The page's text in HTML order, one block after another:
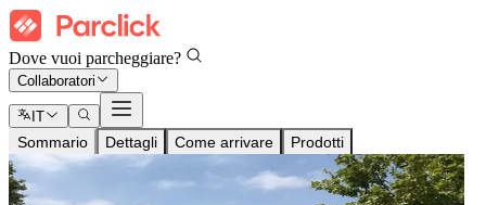
Dove vuoi parcheggiare?
Collaboratori
IT
Sommario Dettagli Come arrivare Prodotti